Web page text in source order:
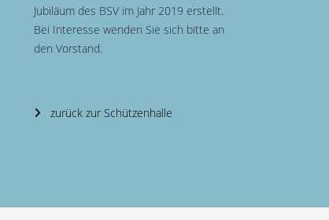
Jubiläum des BSV im Jahr 2019 erstellt.
Bei Interesse wenden Sie sich bitte an
den Vorstand.
zurück zur Schützenhalle